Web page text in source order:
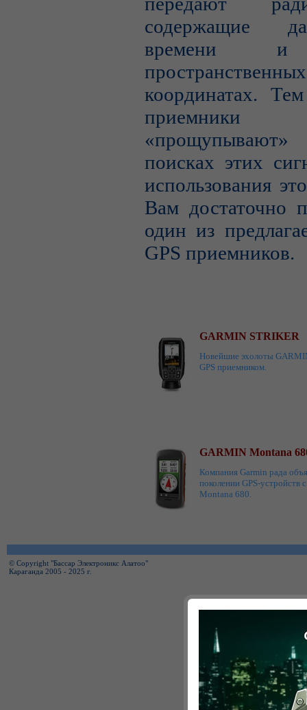
содержащие
времени и
пространственных
координатах.
поисках этих
использования
Вам достаточно
один из
GPS приемников.
GARMIN STRIKER
Новейшие эхолоты
GPS приемником.
GARMIN Montana
Компания Garmin рада
поколении GPS-устройств
Montana 680.
© Copyright "Бассар Электроникс Алатоо"
Караганда 2005 - 2025 г.